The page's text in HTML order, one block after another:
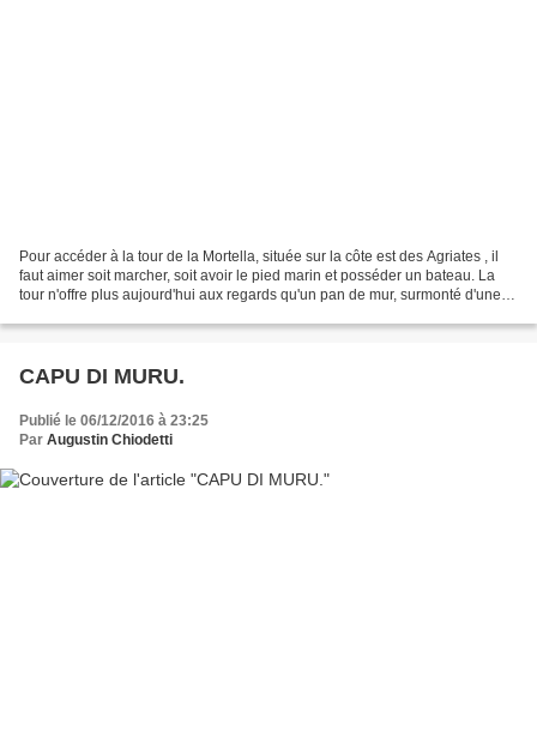
Pour accéder à la tour de la Mortella, située sur la côte est des Agriates , il
faut aimer soit marcher, soit avoir le pied marin et posséder un bateau. La
tour n'offre plus aujourd'hui aux regards qu'un pan de mur, surmonté d'une
CAPU DI MURU.
Publié le 06/12/2016 à 23:25
Par Augustin Chiodetti